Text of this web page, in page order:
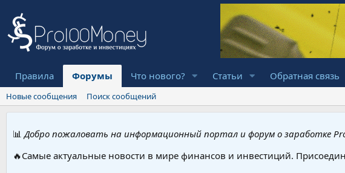
Правила Форумы Что нового? Статьи Обратная связь
Новые сообщения Поиск сообщений
📊 Добро пожаловать на информационный портал и форум о заработке
🔥Самые актуальные новости в мире финансов и инвестиций.